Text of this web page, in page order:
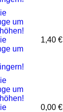
1,40 €
0,00 €